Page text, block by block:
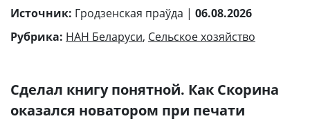
Источник: Гродзенская праўда | 06.08.2026
Рубрика: НАН Беларуси, Сельское хозяйство
Сделал книгу понятной. Как Скорина
оказался новатором при печати